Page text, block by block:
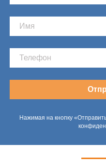
Нажимая на кнопку